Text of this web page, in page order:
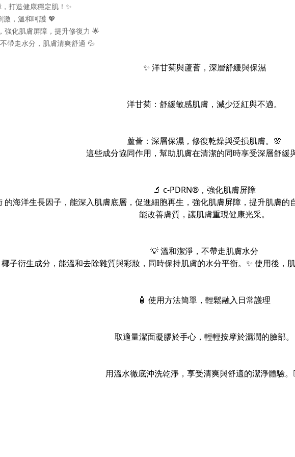
打造健康穩定肌！✨
激，溫和呵護 💖
強化肌膚屏障，提升修復力 🌟
帶走水分，肌膚清爽舒適 💦
✨ 洋甘菊與蘆薈，深層舒緩與保濕
洋甘菊：舒緩敏感肌膚，減少泛紅與不適。
蘆薈：深層保濕，修復乾燥與受損肌膚。🌸
這些成分協同作用，幫助肌膚在清潔的同時享受深層舒緩
🔬 c-PDRN®，強化肌膚屏障
海洋生長因子，能深入肌膚底層，促進細胞再生，強化肌膚屏障，提升肌膚
能改善膚質，讓肌膚重現健康光采。
💡 溫和潔淨，不帶走肌膚水分
子衍生成分，能溫和去除雜質與彩妝，同時保持肌膚的水分平衡。✨ 使用後，
🧴 使用方法簡單，輕鬆融入日常護理
取適量潔面凝膠於手心，輕輕按摩於濕潤的臉部。
用溫水徹底沖洗乾淨，享受清爽與舒適的潔淨體驗。